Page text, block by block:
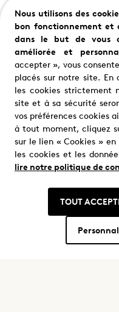
Richard Coyle
Paul Sabine
Où
Nous utilisons des
bon fonctionnement et
dans le but de vous
améliorée et
accepter », vous
placés sur notre site. En
les cookies strictement
site et à sa sécurité
vos préférences cookies
à tout moment, cliquez
sur le lien « Cookies » en
les cookies et les
lire notre politique de
TOUT